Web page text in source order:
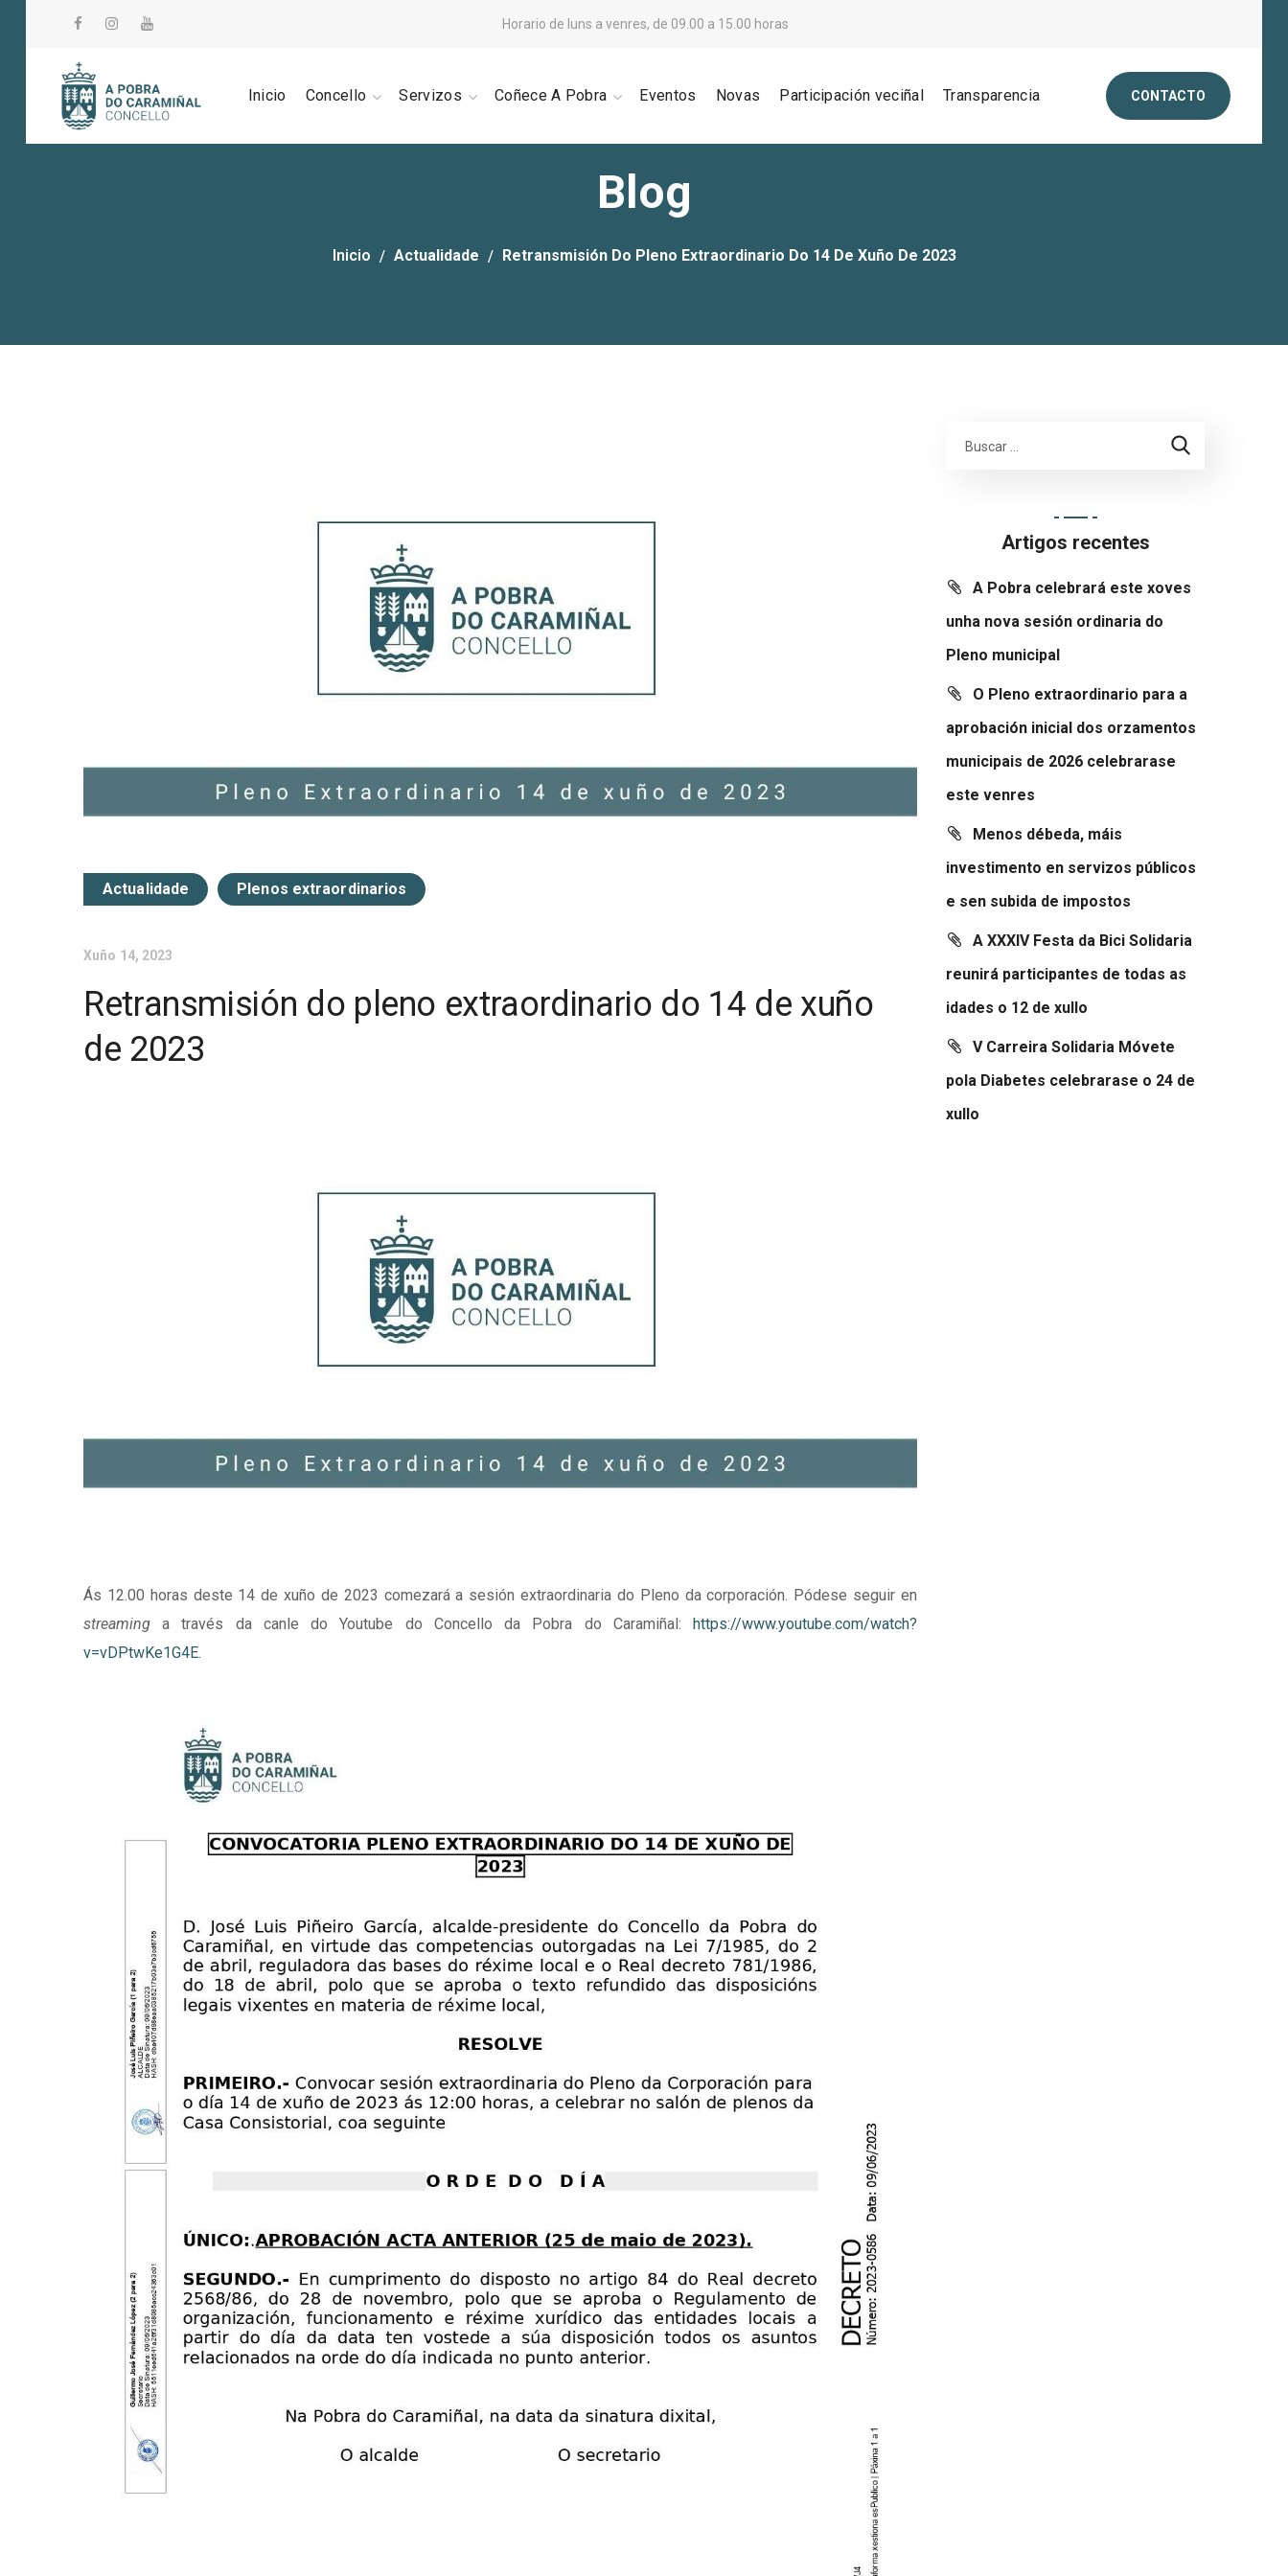
Horario de luns a venres, de 09.00 a 15.00 horas
Inicio Concello Servizos Coñece A Pobra Eventos Novas Participación veciñal Transparencia CONTACTO
Blog
Inicio Actualidade Retransmisión Do Pleno Extraordinario Do 14 De Xuño De 2023
Actualidade Plenos extraordinarios
Xuño 14, 2023
Retransmisión do pleno extraordinario do 14 de xuño
de 2023
Ás 12.00 horas deste 14 de xuño de 2023 comezará a sesión extraordinaria do Pleno da corporación. Pódese seguir en
streaming a través da canle do Youtube do Concello da Pobra do Caramiñal: https://www.youtube.com/watch?
v=vDPtwKe1G4E
Artigos recentes
A Pobra celebrará este xoves
unha nova sesión ordinaria do
Pleno municipal
O Pleno extraordinario para a
aprobación inicial dos orzamentos
municipais de 2026 celebrarase
este venres
Menos débeda, máis
investimento en servizos públicos
e sen subida de impostos
A XXXIV Festa da Bici Solidaria
reunirá participantes de todas as
idades o 12 de xullo
V Carreira Solidaria Móvete
pola Diabetes celebrarase o 24 de
xullo